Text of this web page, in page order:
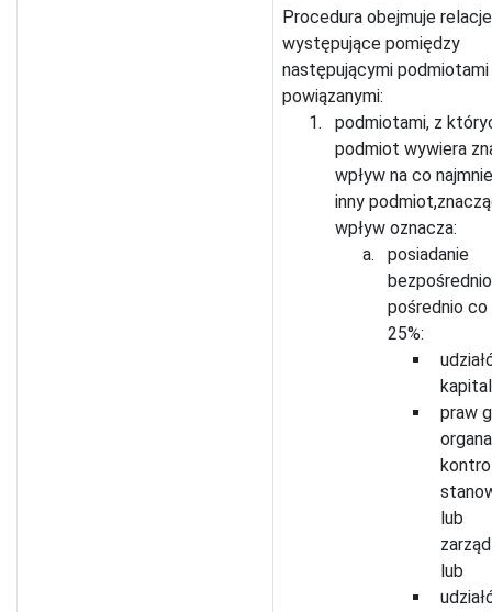
Procedura obejmuje relacje
występujące pomiędzy
następującymi podmiotami
powiązanymi:
podmiotami, z
podmiot wywiera
wpływ na co
inny
wpływ oznacza:
posiadanie
pośrednio co
25%:
praw
lub
lub